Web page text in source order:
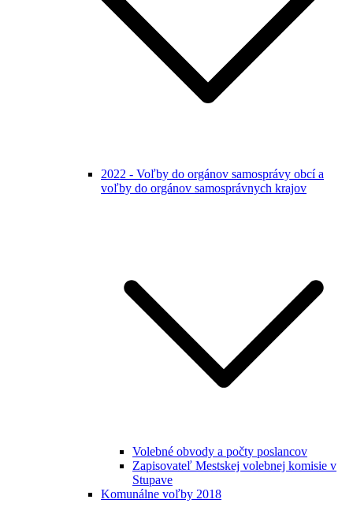
2022 - Voľby do orgánov samosprávy obcí a
voľby do orgánov samosprávnych krajov
Volebné obvody a počty poslancov
Zapisovateľ Mestskej volebnej komisie v
Stupave
Komunálne voľby 2018